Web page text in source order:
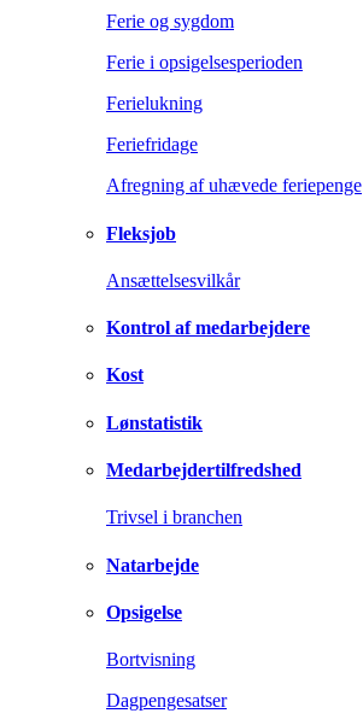
Ferie og sygdom
Ferie i opsigelsesperioden
Ferielukning
Feriefridage
Afregning af uhævede feriepenge
Fleksjob
Ansættelsesvilkår
Kontrol af medarbejdere
Kost
Lønstatistik
Medarbejdertilfredshed
Trivsel i branchen
Natarbejde
Opsigelse
Bortvisning
Dagpengesatser